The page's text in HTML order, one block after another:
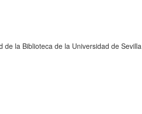
la Biblioteca de la Universidad de Sevilla